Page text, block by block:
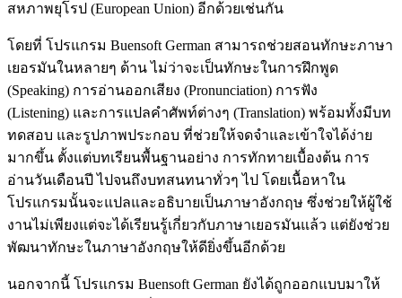
สหภาพยุโรป (European Union) อีกด้วยเช่นกัน
โดยที่ โปรแกรม Buensoft German สามารถช่วยสอนทักษะภาษา
เยอรมันในหลายๆ ด้าน ไม่ว่าจะเป็นทักษะในการฝึกพูด
(Speaking) การอ่านออกเสียง (Pronunciation) การฟัง
(Listening) และการแปลคำศัพท์ต่างๆ (Translation) พร้อมทั้งมีบท
ทดสอบ และรูปภาพประกอบ ที่ช่วยให้จดจำและเข้าใจได้ง่าย
มากขึ้น ตั้งแต่บทเรียนพื้นฐานอย่าง การทักทายเบื้องต้น การ
อ่านวันเดือนปี ไปจนถึงบทสนทนาทั่วๆ ไป โดยเนื้อหาใน
โปรแกรมนั้นจะแปลและอธิบายเป็นภาษาอังกฤษ ซึ่งช่วยให้ผู้ใช้
งานไม่เพียงแต่จะได้เรียนรู้เกี่ยวกับภาษาเยอรมันแล้ว แต่ยังช่วย
พัฒนาทักษะในภาษาอังกฤษให้ดียิ่งขึ้นอีกด้วย
นอกจากนี้ โปรแกรม Buensoft German ยังได้ถูกออกแบบมาให้